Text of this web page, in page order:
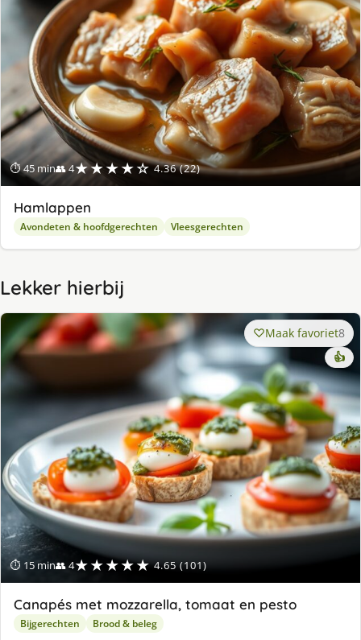
⏱ 45 min👥 4★★★★☆ 4.36 (22)
Hamlappen
Avondeten & hoofdgerechten Vleesgerechten
Lekker hierbij
⏱ 15 min👥 4★★★★★ 4.65 (101)
Maak favoriet8
👍
Canapés met mozzarella, tomaat en pesto
Bijgerechten Brood & beleg